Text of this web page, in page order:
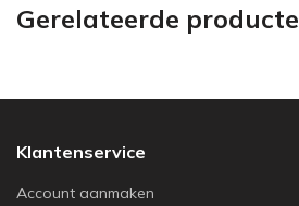
Gerelateerde
Klantenservice
Account aanmaken